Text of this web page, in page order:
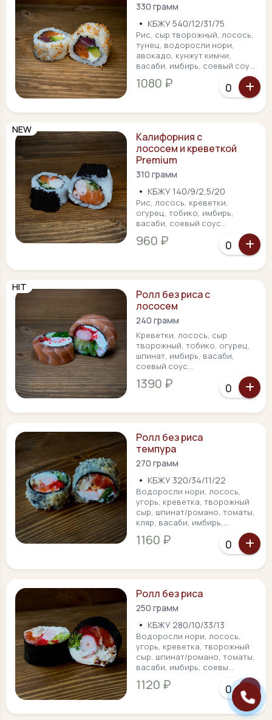
330 грамм
• КБЖУ 540/12/31/75
Рис, сыр творожный, лосось,
тунец, водоросли нори,
авокадо, кунжут кимчи,
васаби, имбирь, соевый соу...
1080 ₽
NEW
Калифорния с
лососем и креветкой
Premium
310 грамм
• КБЖУ 140/9/2,5/20
Рис, лосось, креветки,
огурец, тобико, имбирь,
васаби, соевый соус...
960 ₽
HIT
Ролл без риса с
лососем
240 грамм
Креветки, лосось, сыр
творожный, тобико, огурец,
шпинат, имбирь, васаби,
соевый соус...
1390 ₽
Ролл без риса
темпура
270 грамм
• КБЖУ 320/34/11/22
Водоросли нори, лосось,
угорь, креветка, творожный
сыр, шпинат/романо, томаты,
кляр, васаби, имбирь,...
1160 ₽
Ролл без риса
250 грамм
• КБЖУ 280/10/33/13
Водоросли нори, лосось,
угорь, креветка, творожный
сыр, шпинат/романо, томаты,
васаби, имбирь, соевы...
1120 ₽